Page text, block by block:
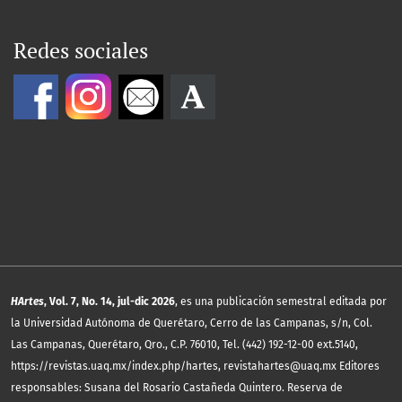
Redes sociales
HArtes, Vol. 7, No. 14, jul-dic 2026, es una publicación semestral editada por
la Universidad Autónoma de Querétaro, Cerro de las Campanas, s/n, Col.
Las Campanas, Querétaro, Qro., C.P. 76010, Tel. (442) 192-12-00 ext.5140,
https://revistas.uaq.mx/index.php/hartes, revistahartes@uaq.mx Editores
responsables: Susana del Rosario Castañeda Quintero. Reserva de